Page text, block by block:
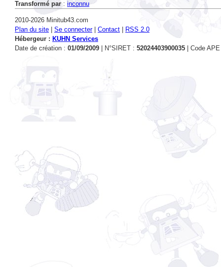
2010-2026 Minitub43.com
Hébergeur :KUHN Services
Date de création :01/09/2009| N°SIRET :52024403900035